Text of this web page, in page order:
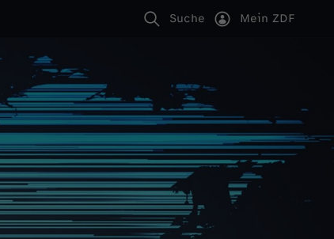
Suche Mein ZDF